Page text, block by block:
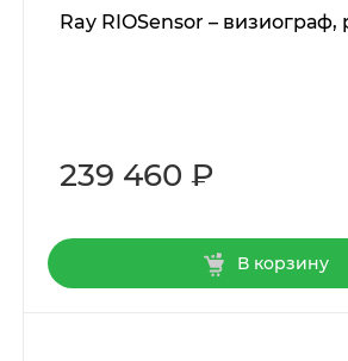
Ray RIOSensor – визиограф,
239 460 ₽
В корзину